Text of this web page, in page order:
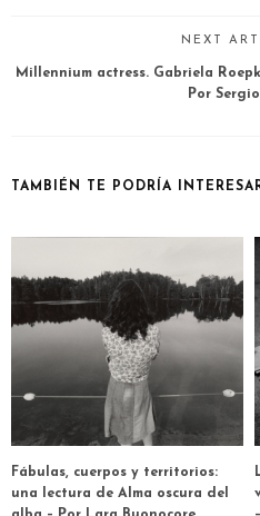
NEXT
Millennium actress. Gabriela
Por
TAMBIÉN TE PODRÍA
Fábulas, cuerpos y territorios:
una lectura de Alma oscura del